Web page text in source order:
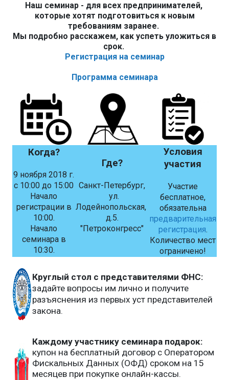
Наш семинар - для всех предпринимателей,
которые хотят подготовиться к новым
требованиям заранее.
Мы подробно расскажем, как успеть уложиться в
срок.
Регистрация на семинар
Программа семинара
Когда?
9 ноября 2018 г.
c 10:00 до 15:00
Начало
регистрации в
10:00.
Начало
семинара в
10:30.
Где?
Санкт-Петербург,
ул.
Лодейнопольская,
д.5.
"Петроконгресс"
Условия
участия
Участие
бесплатное,
обязательна
предварительная
регистрация.
Количество мест
ограничено!
Круглый стол с представителями ФНС:
задайте вопросы им лично и получите
разъяснения из первых уст представителей
закона.
Каждому участнику семинара подарок:
купон на бесплатный договор с Оператором
Фискальных Данных (ОФД) сроком на 15
месяцев при покупке онлайн-кассы.